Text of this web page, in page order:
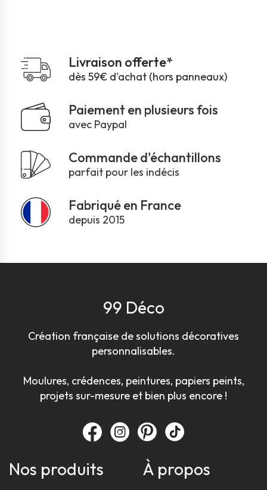
Livraison offerte*
dès 59€ d'achat (hors panneaux)
Paiement en plusieurs fois
avec Paypal
Commande d'échantillons
parfait pour les indécis
Fabriqué en France
depuis 2015
99 Déco
Création française de solutions décoratives
personnalisables.
Moulures, crédences, peintures, papiers peints,
projets sur-mesure et bien plus encore !
Nos produits À propos